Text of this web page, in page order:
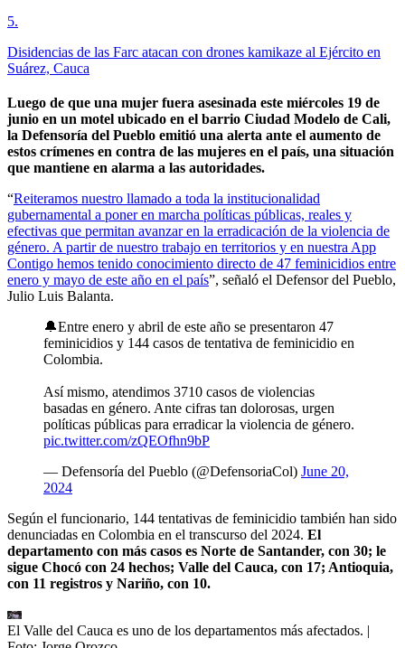
5.
Disidencias de las Farc atacan con drones kamikaze al Ejército en
Suárez, Cauca
Luego de que una mujer fuera asesinada este miércoles 19 de
junio en un motel ubicado en el barrio Ciudad Modelo de Cali,
la Defensoría del Pueblo emitió una alerta ante el aumento de
estos crímenes en contra de las mujeres en el país, una situación
que mantiene en alarma a las autoridades.
“Reiteramos nuestro llamado a toda la institucionalidad
gubernamental a poner en marcha políticas públicas, reales y
efectivas que permitan avanzar en la erradicación de la violencia de
género. A partir de nuestro trabajo en territorios y en nuestra App
Contigo hemos tenido conocimiento directo de 47 feminicidios entre
enero y mayo de este año en el país”, señaló el Defensor del Pueblo,
Julio Luis Balanta.
🔔Entre enero y abril de este año se presentaron 47
feminicidios y 144 casos de tentativa de feminicidio en
Colombia.
Así mismo, atendimos 3710 casos de violencias
basadas en género. Ante cifras tan dolorosas, urgen
políticas públicas para erradicar la violencia de género.
pic.twitter.com/zQEOfhn9bP
— Defensoría del Pueblo (@DefensoriaCol) June 20,
2024
Según el funcionario, 144 tentativas de feminicidio también han sido
denunciadas en Colombia en el transcurso del 2024. El
departamento con más casos es Norte de Santander, con 30; le
sigue Chocó con 24 hechos; Valle del Cauca, con 17; Antioquia,
con 11 registros y Nariño, con 10.
El Valle del Cauca es uno de los departamentos más afectados. |